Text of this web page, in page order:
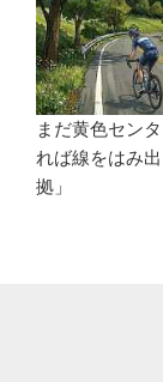
まだ黄色セン
れば線をはみ
拠」